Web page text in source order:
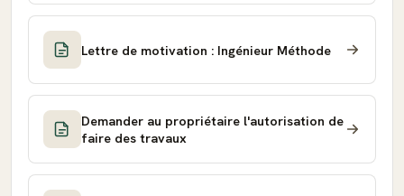
Lettre de motivation : Ingénieur Méthode
Demander au propriétaire l'autorisation de
faire des travaux